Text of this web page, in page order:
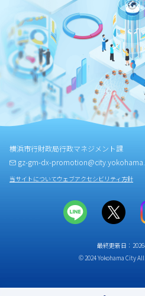
横浜市行財政局行政マネジメント課
gz-gm-dx-
当サイトについてウェブアクセシビリティ方針
最終更新日：
© 2024 Yokohama City